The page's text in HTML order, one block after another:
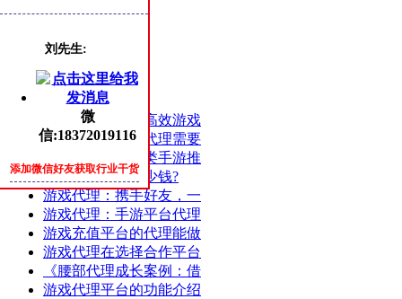
最新
热评
随机
成功案例分享：高效游戏
游戏代理：游戏代理需要
游戏代理：仙侠类手游推
开发手游能赚多少钱?
游戏代理：携手好友，一
游戏代理：手游平台代理
游戏充值平台的代理能做
游戏代理在选择合作平台
《腰部代理成长案例：借
游戏代理平台的功能介绍
刘先生:
微
信:18372019116
添加微信好友获取行业干货